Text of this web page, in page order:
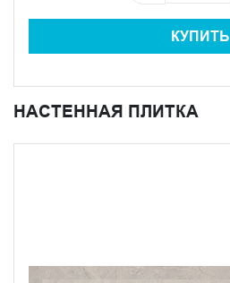
КУПИТЬ
НАСТЕННАЯ ПЛИТКА